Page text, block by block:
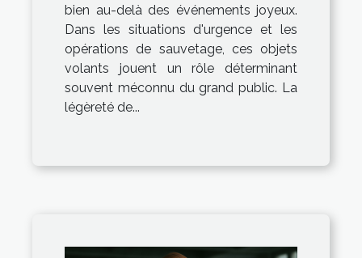
bien au-delà des événements joyeux.
Dans les situations d'urgence et les
opérations de sauvetage, ces objets
volants jouent un rôle déterminant
souvent méconnu du grand public. La
légèreté de...